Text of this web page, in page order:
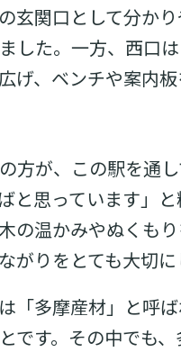
玄関口として分か
した。一方、西口
げ、ベンチや案内
方が、この駅を通
と思っています」と
の温かみやぬくも
がりをとても大切に
「多摩産材」と呼
です。その中でも